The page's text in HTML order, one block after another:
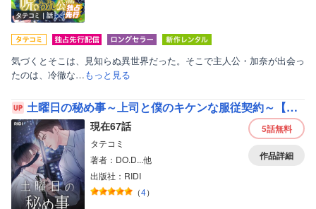
タテコミ｜話
気づくとそこは、見知らぬ異世界だった。そこで主人公・加奈が出会っ
たのは、冷徹な…もっと見る
土曜日の秘め事～上司と僕のキケンな服従契約～【フルカラー】
現在67話
タテコミ
著者：DO.D...他
出版社：RIDI
（4）
5話無料
作品詳細